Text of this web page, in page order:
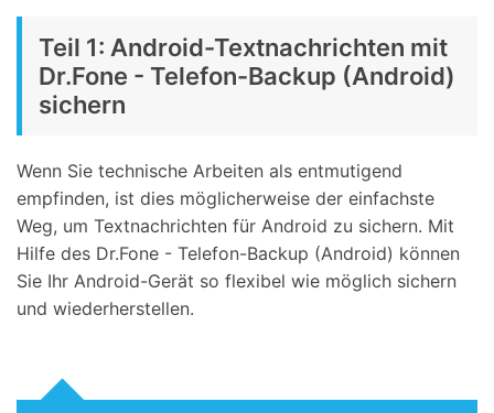
Teil 1: Android-Textnachrichten mit
Dr.Fone - Telefon-Backup (Android)
sichern
Wenn Sie technische Arbeiten als entmutigend
empfinden, ist dies möglicherweise der einfachste
Weg, um Textnachrichten für Android zu sichern. Mit
Hilfe des Dr.Fone - Telefon-Backup (Android) können
Sie Ihr Android-Gerät so flexibel wie möglich sichern
und wiederherstellen.